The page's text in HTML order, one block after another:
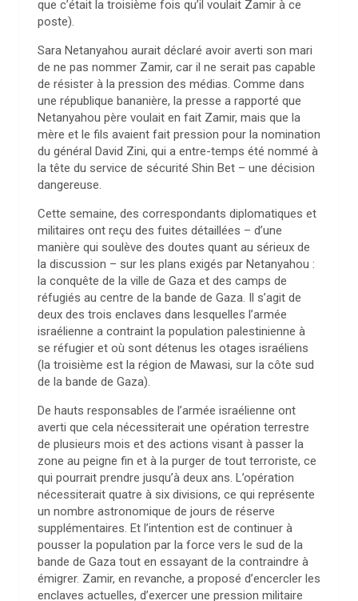
que c’était la troisième fois qu’il voulait Zamir à ce
poste).
Sara Netanyahou aurait déclaré avoir averti son mari
de ne pas nommer Zamir, car il ne serait pas capable
de résister à la pression des médias. Comme dans
une république bananière, la presse a rapporté que
Netanyahou père voulait en fait Zamir, mais que la
mère et le fils avaient fait pression pour la nomination
du général David Zini, qui a entre-temps été nommé à
la tête du service de sécurité Shin Bet – une décision
dangereuse.
Cette semaine, des correspondants diplomatiques et
militaires ont reçu des fuites détaillées – d’une
manière qui soulève des doutes quant au sérieux de
la discussion – sur les plans exigés par Netanyahou :
la conquête de la ville de Gaza et des camps de
réfugiés au centre de la bande de Gaza. Il s’agit de
deux des trois enclaves dans lesquelles l’armée
israélienne a contraint la population palestinienne à
se réfugier et où sont détenus les otages israéliens
(la troisième est la région de Mawasi, sur la côte sud
de la bande de Gaza).
De hauts responsables de l’armée israélienne ont
averti que cela nécessiterait une opération terrestre
de plusieurs mois et des actions visant à passer la
zone au peigne fin et à la purger de tout terroriste, ce
qui pourrait prendre jusqu’à deux ans. L’opération
nécessiterait quatre à six divisions, ce qui représente
un nombre astronomique de jours de réserve
supplémentaires. Et l’intention est de continuer à
pousser la population par la force vers le sud de la
bande de Gaza tout en essayant de la contraindre à
émigrer. Zamir, en revanche, a proposé d’encercler les
enclaves actuelles, d’exercer une pression militaire